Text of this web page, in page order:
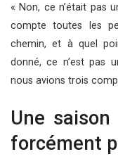
« Non, ce n’était pas
compte toutes les
chemin, et à quel
donné, ce n’est pas
nous avions trois
Une
forcément